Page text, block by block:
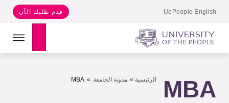
UoPeople English قدم طلبك الآن
Search
الرئيسية » مدونة الجامعة »
MBA MBA